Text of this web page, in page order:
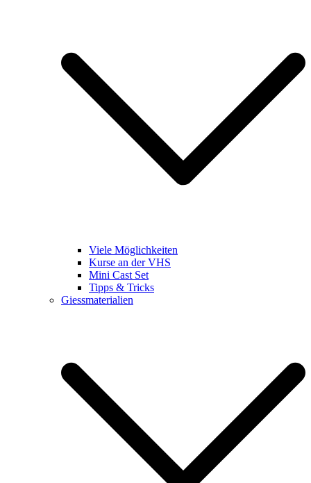
Viele Möglichkeiten
Kurse an der VHS
Mini Cast Set
Tipps & Tricks
Giessmaterialien